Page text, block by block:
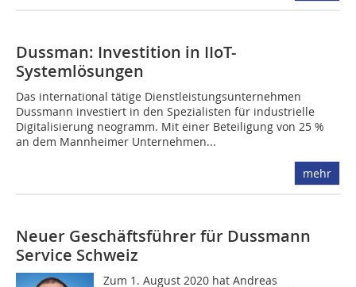
Dussman: Investition in IIoT-
Systemlösungen
Das international tätige Dienstleistungsunternehmen
Dussmann investiert in den Spezialisten für industrielle
Digitalisierung neogramm. Mit einer Beteiligung von 25 %
an dem Mannheimer Unter­nehmen...
mehr
Neuer Geschäftsführer für Dussmann
Service Schweiz
Zum 1. August 2020 hat Andreas